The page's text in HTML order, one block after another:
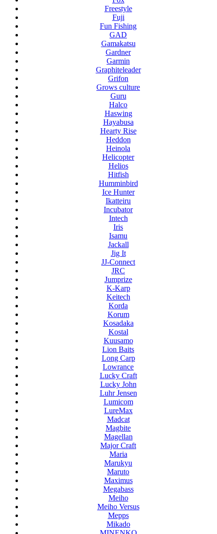
Freestyle
Fuji
Fun Fishing
GAD
Gamakatsu
Gardner
Garmin
Graphiteleader
Grifon
Grows culture
Guru
Halco
Haswing
Hayabusa
Hearty Rise
Heddon
Heinola
Helicopter
Helios
Hitfish
Humminbird
Ice Hunter
Ikatteiru
Incubator
Intech
Iris
Isamu
Jackall
Jig It
JJ-Connect
JRC
Jumprize
K-Karp
Keitech
Korda
Korum
Kosadaka
Kostal
Kuusamo
Lion Baits
Long Carp
Lowrance
Lucky Craft
Lucky John
Luhr Jensen
Lumicom
LureMax
Madcat
Magbite
Magellan
Major Craft
Maria
Marukyu
Maruto
Maximus
Megabass
Meiho
Meiho Versus
Mepps
Mikado